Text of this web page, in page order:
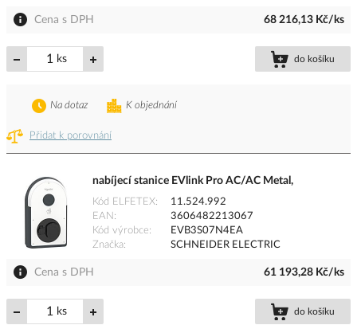
Cena s DPH 68 216,13 Kč/ks
ks do košíku
Přidat k porovnání
K objednání
Na dotaz
nabíjecí stanice EVlink Pro AC/AC Metal,
Kód ELFETEX
11.524.992
EAN
3606482213067
Kód výrobce
EVB3S07N4EA
Značka
SCHNEIDER ELECTRIC
Cena s DPH 61 193,28 Kč/ks
ks do košíku